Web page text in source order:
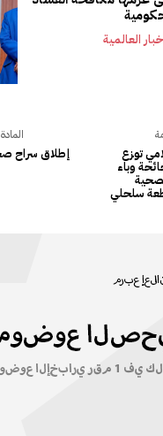
العالمية
إطلاق سراح توزع
وباء
سلحلي